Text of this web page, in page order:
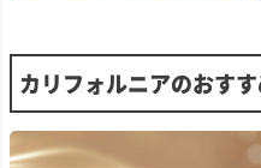
ーク樽へ移してマロラク
ティック発酵と熟成が行
われました。アルコール
度数15.9％。
ヤー
デ・
パン
ン・
ー)
カリフォルニアのおす